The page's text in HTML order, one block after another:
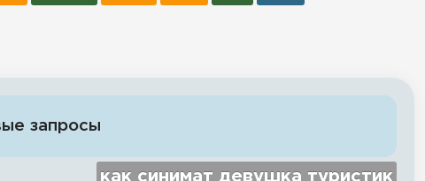
запросы
как синимат девушка туристик